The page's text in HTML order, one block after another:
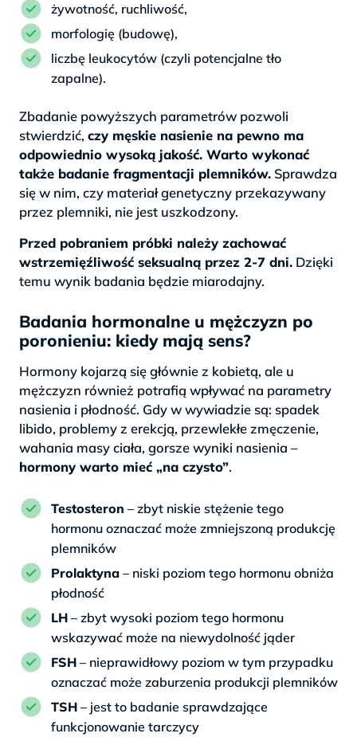
żywotność, ruchliwość,
morfologię (budowę),
liczbę leukocytów (czyli potencjalne tło
zapalne).
Zbadanie powyższych parametrów pozwoli
stwierdzić, czy męskie nasienie na pewno ma
odpowiednio wysoką jakość. Warto wykonać
także badanie fragmentacji plemników. Sprawdza
się w nim, czy materiał genetyczny przekazywany
przez plemniki, nie jest uszkodzony.
Przed pobraniem próbki należy zachować
wstrzemięźliwość seksualną przez 2-7 dni. Dzięki
temu wynik badania będzie miarodajny.
Badania hormonalne u mężczyzn po
poronieniu: kiedy mają sens?
Hormony kojarzą się głównie z kobietą, ale u
mężczyzn również potrafią wpływać na parametry
nasienia i płodność. Gdy w wywiadzie są: spadek
libido, problemy z erekcją, przewlekłe zmęczenie,
wahania masy ciała, gorsze wyniki nasienia –
hormony warto mieć „na czysto”.
Testosteron – zbyt niskie stężenie tego
hormonu oznaczać może zmniejszoną produkcję
plemników
Prolaktyna – niski poziom tego hormonu obniża
płodność
LH – zbyt wysoki poziom tego hormonu
wskazywać może na niewydolność jąder
FSH – nieprawidłowy poziom w tym przypadku
oznaczać może zaburzenia produkcji plemników
TSH – jest to badanie sprawdzające
funkcjonowanie tarczycy